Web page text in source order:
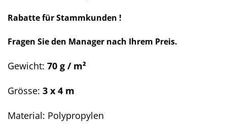
Rabatte für Stammkunden !
Fragen Sie den Manager nach Ihrem Preis.
Gewicht: 70 g / m²
Grösse: 3 x 4 m
Material: Polypropylen